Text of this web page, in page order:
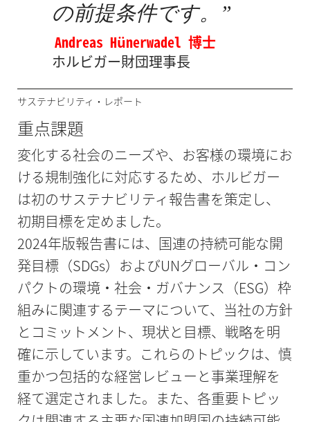
の前提条件です。
Andreas Hünerwadel 博士
ホルビガー財団理事長
サステナビリティ・レポート
重点課題
変化する社会のニーズや、お客様の環境にお
ける規制強化に対応するため、ホルビガー
は初のサステナビリティ報告書を策定し、
初期目標を定めました。
2024年版報告書には、国連の持続可能な開
発目標（SDGs）およびUNグローバル・コン
パクトの環境・社会・ガバナンス（ESG）枠
組みに関連するテーマについて、当社の方針
とコミットメント、現状と目標、戦略を明
確に示しています。これらのトピックは、慎
重かつ包括的な経営レビューと事業理解を
経て選定されました。また、各重要トピッ